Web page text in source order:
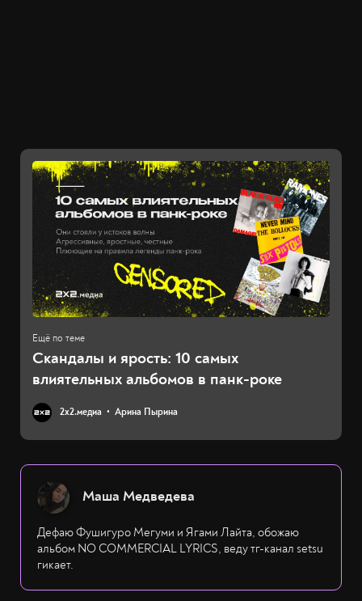
Скандалы и ярость: 10 самых
влиятельных альбомов в панк-роке
2х2.медиа Арина Пырина
Маша Медведева
Дефаю Фушигуро Мегуми и Ягами Лайта, обожаю
альбом NO COMMERCIAL LYRICS, веду тг-канал setsu
гикает.